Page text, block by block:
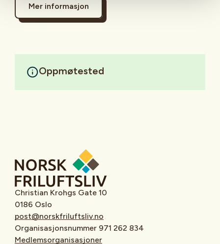
Mer informasjon
Oppmøtested
Christian Krohgs Gate 10
0186 Oslo
post@norskfriluftsliv.no
Organisasjonsnummer 971 262 834
Medlemsorganisasjoner